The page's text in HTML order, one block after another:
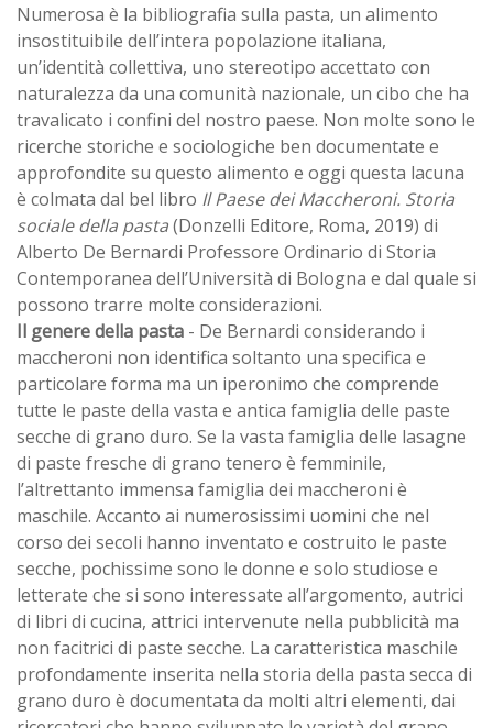
Numerosa è la bibliografia sulla pasta, un alimento
insostituibile dell’intera popolazione italiana,
un’identità collettiva, uno stereotipo accettato con
naturalezza da una comunità nazionale, un cibo che ha
travalicato i confini del nostro paese. Non molte sono le
ricerche storiche e sociologiche ben documentate e
approfondite su questo alimento e oggi questa lacuna
è colmata dal bel libro Il Paese dei Maccheroni. Storia
sociale della pasta(Donzelli Editore, Roma, 2019) di
Alberto De Bernardi Professore Ordinario di Storia
Contemporanea dell’Università di Bologna e dal quale si
possono trarre molte considerazioni.
Il genere della pasta - De Bernardi considerando i
maccheroni non identifica soltanto una specifica e
particolare forma ma un iperonimo che comprende
tutte le paste della vasta e antica famiglia delle paste
secche di grano duro. Se la vasta famiglia delle lasagne
di paste fresche di grano tenero è femminile,
l’altrettanto immensa famiglia dei maccheroni è
maschile. Accanto ai numerosissimi uomini che nel
corso dei secoli hanno inventato e costruito le paste
secche, pochissime sono le donne e solo studiose e
letterate che si sono interessate all’argomento, autrici
di libri di cucina, attrici intervenute nella pubblicità ma
non facitrici di paste secche. La caratteristica maschile
profondamente inserita nella storia della pasta secca di
grano duro è documentata da molti altri elementi, dai